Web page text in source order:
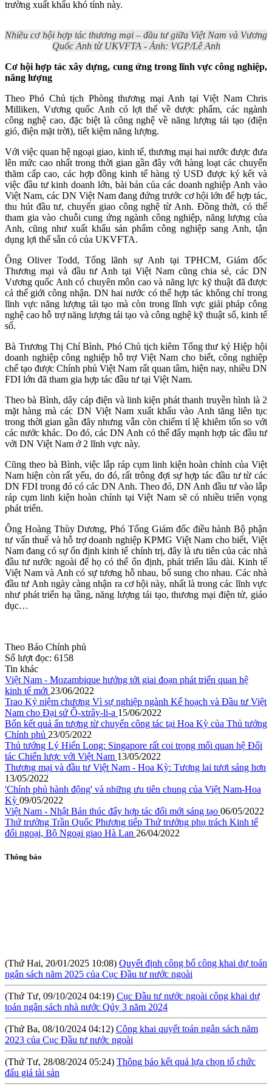
trường xuất khẩu khó tính này.
Nhiều cơ hội hợp tác thương mại – đầu tư giữa Việt Nam và Vương
Quốc Anh từ UKVFTA - Ảnh: VGP/Lê Anh
Cơ hội hợp tác xây dựng, cung ứng trong lĩnh vực công nghiệp,
năng lượng
Theo Phó Chủ tịch Phòng thương mại Anh tại Việt Nam Chris
Milliken, Vương quốc Anh có lợi thế về dược phẩm, các ngành
công nghệ cao, đặc biệt là công nghệ về năng lượng tái tạo (điện
gió, điện mặt trời), tiết kiệm năng lượng.
Với việc quan hệ ngoại giao, kinh tế, thương mại hai nước được đưa
lên mức cao nhất trong thời gian gần đây với hàng loạt các chuyến
thăm cấp cao, các hợp đồng kinh tế hàng tỷ USD được ký kết và
việc đầu tư kinh doanh lớn, bài bản của các doanh nghiệp Anh vào
Việt Nam, các DN Việt Nam đang đứng trước cơ hội lớn để hợp tác,
thu hút đầu tư, chuyển giao công nghệ từ Anh. Đồng thời, có thể
tham gia vào chuỗi cung ứng ngành công nghiệp, năng lượng của
Anh, cũng như xuất khẩu sản phẩm công nghiệp sang Anh, tận
dụng lợi thế sẵn có của UKVFTA.
Ông Oliver Todd, Tổng lãnh sự Anh tại TPHCM, Giám đốc
Thương mại và đầu tư Anh tại Việt Nam cũng chia sẻ, các DN
Vương quốc Anh có chuyên môn cao và năng lực kỹ thuật đã được
cả thế giới công nhận. DN hai nước có thể hợp tác không chỉ trong
lĩnh vực năng lượng tái tạo mà còn trong lĩnh vực giải pháp công
nghệ cao hỗ trợ năng lượng tái tạo và công nghệ kỹ thuật số, kinh tế
số.
Bà Trương Thị Chí Bình, Phó Chủ tịch kiêm Tổng thư ký Hiệp hội
doanh nghiệp công nghiệp hỗ trợ Việt Nam cho biết, công nghiệp
chế tạo được Chính phủ Việt Nam rất quan tâm, hiện nay, nhiều DN
FDI lớn đã tham gia hợp tác đầu tư tại Việt Nam.
Theo bà Bình, dây cáp điện và linh kiện phát thanh truyền hình là 2
mặt hàng mà các DN Việt Nam xuất khẩu vào Anh tăng liên tục
trong thời gian gần đây nhưng vẫn còn chiếm tỉ lệ khiêm tốn so với
các nước khác. Do đó, các DN Anh có thể đẩy mạnh hợp tác đầu tư
với DN Việt Nam ở 2 lĩnh vực này.
Cũng theo bà Bình, việc lắp ráp cụm linh kiện hoàn chỉnh của Việt
Nam hiện còn rất yếu, do đó, rất trông đợi sự hợp tác đầu tư từ các
DN FDI trong đó có các DN Anh. Theo đó, DN Anh đầu tư vào lắp
ráp cụm linh kiện hoàn chỉnh tại Việt Nam sẽ có nhiều triển vọng
phát triển.
Ông Hoàng Thùy Dương, Phó Tổng Giám đốc điều hành Bộ phận
tư vấn thuế và hỗ trợ doanh nghiệp KPMG Việt Nam cho biết, Việt
Nam đang có sự ổn định kinh tế chính trị, đây là ưu tiên của các nhà
đầu tư nước ngoài để họ có thể ổn định, phát triển lâu dài. Kinh tế
Việt Nam và Anh có sự tương hỗ nhau, bổ sung cho nhau. Các nhà
đầu tư Anh ngày càng nhận ra cơ hội này, nhất là trong các lĩnh vực
như phát triển hạ tầng, năng lượng tái tạo, thương mại điện tử, giáo
dục…
Theo Báo Chính phủ
Số lượt đọc: 6158
Tin khác
Việt Nam - Mozambique hướng tới giai đoạn phát triển quan hệ
kinh tế mới 23/06/2022
Trao Kỷ niệm chương Vì sự nghiệp ngành Kế hoạch và Đầu tư Việt
Nam cho Đại sứ Ô-xtrây-li-a 15/06/2022
Bốn kết quả ấn tượng từ chuyến công tác tại Hoa Kỳ của Thủ tướng
Chính phủ 23/05/2022
Thủ tướng Lý Hiển Long: Singapore rất coi trọng mối quan hệ Đối
tác Chiến lược với Việt Nam 13/05/2022
Thương mại và đầu tư Việt Nam - Hoa Kỳ: Tương lai tươi sáng hơn
13/05/2022
'Chính phủ hành động' và những ưu tiên chung của Việt Nam-Hoa
Kỳ 09/05/2022
Việt Nam - Nhật Bản thúc đẩy hợp tác đổi mới sáng tạo 06/05/2022
Thứ trưởng Trần Quốc Phương tiếp Thứ trưởng phụ trách Kinh tế
đối ngoại, Bộ Ngoại giao Hà Lan 26/04/2022
Thông báo
ngân sách năm 2025 của Cục Đầu tư nước ngoài
(Thứ Tư, 09/10/2024 04:19)Cục Đầu tư nước ngoài công khai dự
toán ngân sách nhà nước Qúy 3 năm 2024
(Thứ Ba, 08/10/2024 04:12)Công khai quyết toán ngân sách năm
2023 của Cục Đầu tư nước ngoài
(Thứ Tư, 28/08/2024 05:24)Thông báo kết quả lựa chọn tổ chức
đấu giá tài sản
(Thứ Sáu, 09/08/2024 10:57)Hội thảo: Cơ chế khuyến khích đầu tư